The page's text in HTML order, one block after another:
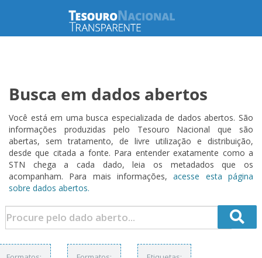
Busca em dados abertos
Você está em uma busca especializada de dados abertos. São
informações produzidas pelo Tesouro Nacional que são
abertas, sem tratamento, de livre utilização e distribuição,
desde que citada a fonte. Para entender exatamente como a
STN chega a cada dado, leia os metadados que os
acompanham. Para mais informações,acesse esta página
sobre dados abertos.